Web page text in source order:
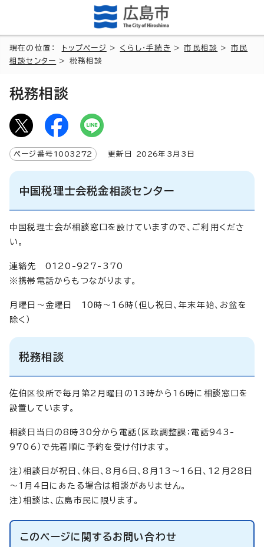
現在の位置： トップページ > くらし・手続き >市民相談 > 市民
相談センター > 税務相談
税務相談
ページ番号 1003272 更新日 2026年3月3日
中国税理士会税金相談センター
中国税理士会が相談窓口を設けていますので、ご利用くださ
い。
連絡先 0120-927-370
※携帯電話からもつながります。
月曜日～金曜日 10時～16時（但し祝日、年末年始、お盆を
除く）
税務相談
佐伯区役所で毎月第2月曜日の13時から16時に相談窓口を
設置しています。
相談日当日の8時30分から電話（区政調整課：電話943-
9706）で先着順に予約を受け付けます。
注）相談日が祝日、休日、8月6日、8月13～16日、12月28日
～1月4日にあたる場合は相談がありません。
注）相談は、広島市民に限ります。
このページに関するお問い合わせ